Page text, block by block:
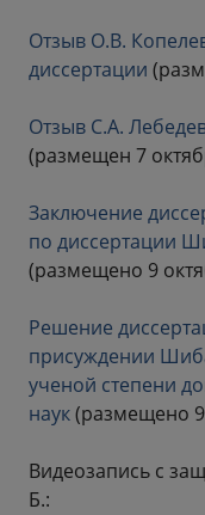
Отзыв О.В.
диссертации
Отзыв С.А.
(размещен 7
Заключение
по диссертации
(размещено 9
Решение
присуждении
ученой степени
наук(размещено 9
Видеозапись с
Б.: